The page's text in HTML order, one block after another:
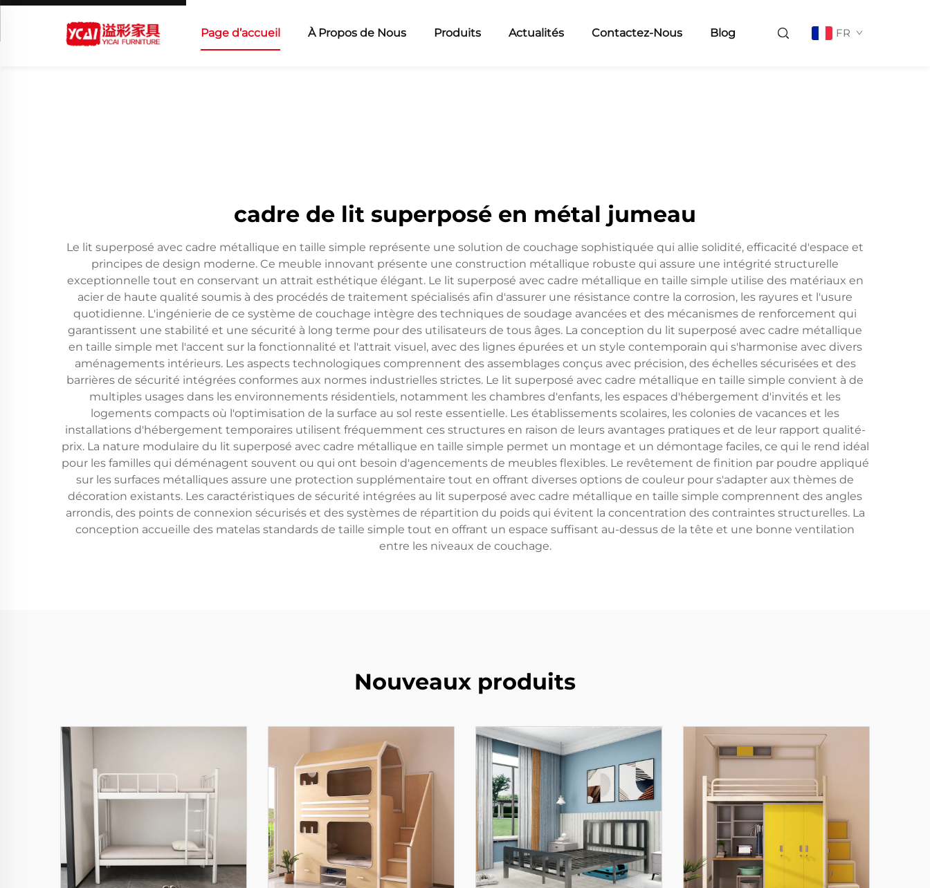
Page d’accueil À Propos de Nous Produits Actualités Contactez-Nous Blog FR
cadre de lit superposé en métal jumeau
Le lit superposé avec cadre métallique en taille simple représente une solution de couchage sophistiquée qui allie solidité, efficacité d'espace et
principes de design moderne. Ce meuble innovant présente une construction métallique robuste qui assure une intégrité structurelle
exceptionnelle tout en conservant un attrait esthétique élégant. Le lit superposé avec cadre métallique en taille simple utilise des matériaux en
acier de haute qualité soumis à des procédés de traitement spécialisés afin d'assurer une résistance contre la corrosion, les rayures et l'usure
quotidienne. L'ingénierie de ce système de couchage intègre des techniques de soudage avancées et des mécanismes de renforcement qui
garantissent une stabilité et une sécurité à long terme pour des utilisateurs de tous âges. La conception du lit superposé avec cadre métallique
en taille simple met l'accent sur la fonctionnalité et l'attrait visuel, avec des lignes épurées et un style contemporain qui s'harmonise avec divers
aménagements intérieurs. Les aspects technologiques comprennent des assemblages conçus avec précision, des échelles sécurisées et des
barrières de sécurité intégrées conformes aux normes industrielles strictes. Le lit superposé avec cadre métallique en taille simple convient à de
multiples usages dans les environnements résidentiels, notamment les chambres d'enfants, les espaces d'hébergement d'invités et les
logements compacts où l'optimisation de la surface au sol reste essentielle. Les établissements scolaires, les colonies de vacances et les
installations d'hébergement temporaires utilisent fréquemment ces structures en raison de leurs avantages pratiques et de leur rapport qualité-
prix. La nature modulaire du lit superposé avec cadre métallique en taille simple permet un montage et un démontage faciles, ce qui le rend idéal
pour les familles qui déménagent souvent ou qui ont besoin d'agencements de meubles flexibles. Le revêtement de finition par poudre appliqué
sur les surfaces métalliques assure une protection supplémentaire tout en offrant diverses options de couleur pour s'adapter aux thèmes de
décoration existants. Les caractéristiques de sécurité intégrées au lit superposé avec cadre métallique en taille simple comprennent des angles
arrondis, des points de connexion sécurisés et des systèmes de répartition du poids qui évitent la concentration des contraintes structurelles. La
conception accueille des matelas standards de taille simple tout en offrant un espace suffisant au-dessus de la tête et une bonne ventilation
entre les niveaux de couchage.
Nouveaux produits